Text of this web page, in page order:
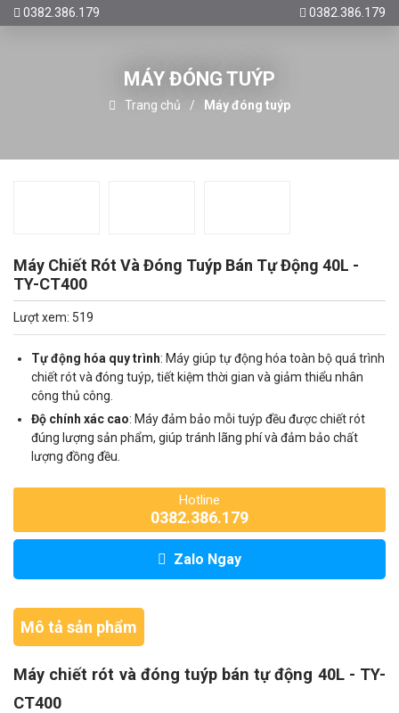
0382.386.179 0382.386.179
MÁY ĐÓNG TUÝP
Trang chủ Máy đóng tuýp
Máy Chiết Rót Và Đóng Tuýp Bán Tự Động 40L -
TY-CT400
Lượt xem: 519
Tự động hóa quy trình: Máy giúp tự động hóa toàn bộ quá trình
chiết rót và đóng tuýp, tiết kiệm thời gian và giảm thiểu nhân
công thủ công.
Độ chính xác cao: Máy đảm bảo mỗi tuýp đều được chiết rót
đúng lượng sản phẩm, giúp tránh lãng phí và đảm bảo chất
lượng đồng đều.
Hotline
0382.386.179
Zalo Ngay
Mô tả sản phẩm
Máy chiết rót và đóng tuýp bán tự động 40L - TY-
CT400